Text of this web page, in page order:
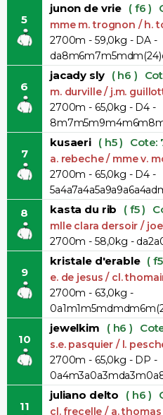
5
junon de vrie ( f6 )
mme m. trognon / h.
2700m - 59,0kg - DA -
6
jacady sly ( h6 )
m. durville / j.m.
2700m - 65,0kg - D4 -
7
kusaeri ( h5 ) Cote:
a. rebeche / mme v.
2700m - 65,0kg - D4 -
8 kasta du rib ( f5 )
mlle clara dersoir /
2700m - 58,0kg -
9
kristale d'erable (
e. de jesus / cl.
2700m - 63,0kg -
10
jewelkim ( h6 )
s.e. pasquier / l.
2700m - 65,0kg - DP -
11
juliano delto ( h6 )
cl. frecelle / a. thomas